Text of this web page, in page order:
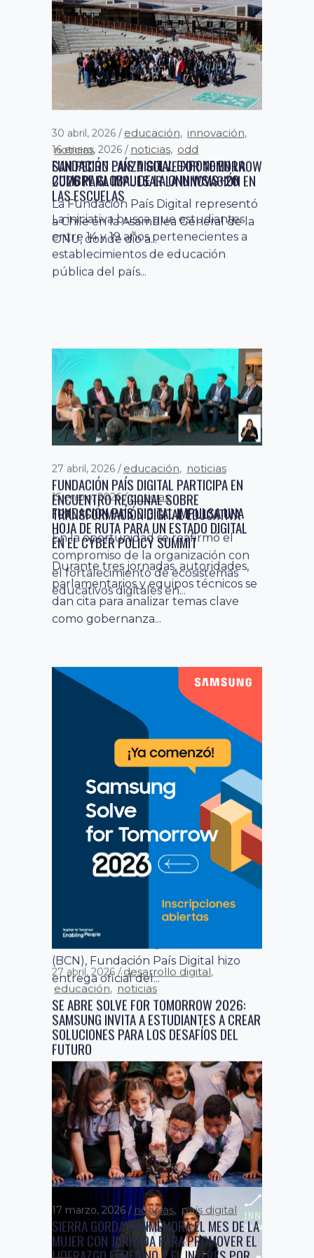
30 abril, 2026 educación, innovación,
noticias
SAN PEDRO LANZA SOLVE FOR TOMORROW
2026 PARA IMPULSAR LA INNOVACIÓN EN
LAS ESCUELAS
La iniciativa busca que estudiantes
entre 14 y 19 años pertenecientes a
establecimientos de educación
pública del país...
27 abril, 2026 educación, noticias
FUNDACIÓN PAÍS DIGITAL PARTICIPA EN
ENCUENTRO REGIONAL SOBRE
TRANSFORMACIÓN DIGITAL EDUCATIVA
En la oportunidad se reafirmó el
compromiso de la organización con
el fortalecimiento de ecosistemas
educativos digitales en...
27 abril, 2026 desarrollo digital,
educación, noticias
SE ABRE SOLVE FOR TOMORROW 2026:
SAMSUNG INVITA A ESTUDIANTES A CREAR
SOLUCIONES PARA LOS DESAFÍOS DEL
FUTURO
El programa educativo que lleva 12
años en Chile, invita a estudiantes de
enseñanza media de todo el...
16 enero, 2026 noticias, odd
FUNDACIÓN PAÍS DIGITAL EXPONE EN LA
CUMBRE GLOBAL DE LA ONU WSIS+20
La Fundación País Digital representó
a Chile en la Asamblea General de la
ONU, donde dio a...
15 enero, 2026 noticias
FUNDACIÓN PAÍS DIGITAL IMPULSA UNA
HOJA DE RUTA PARA UN ESTADO DIGITAL
EN EL CYBER POLICY SUMMIT
Durante tres jornadas, autoridades,
parlamentarios y equipos técnicos se
dan cita para analizar temas clave
como gobernanza...
12 enero, 2026 noticias
FUNDACIÓN PAÍS DIGITAL HACE ENTREGA A
LA BIBLIOTECA DEL CONGRESO DEL LIBRO
“PROPUESTAS PARA CHILE 2026–2030”
En una ceremonia realizada en la
(BCN), Fundación País Digital hizo
entrega oficial del...
9 enero, 2026 noticias
PREMIO NACIONAL CHILE POTENCIA
RECONOCE LAS MEJORES SOLUCIONES DE
INTELIGENCIA ARTIFICIAL DESARROLLADAS